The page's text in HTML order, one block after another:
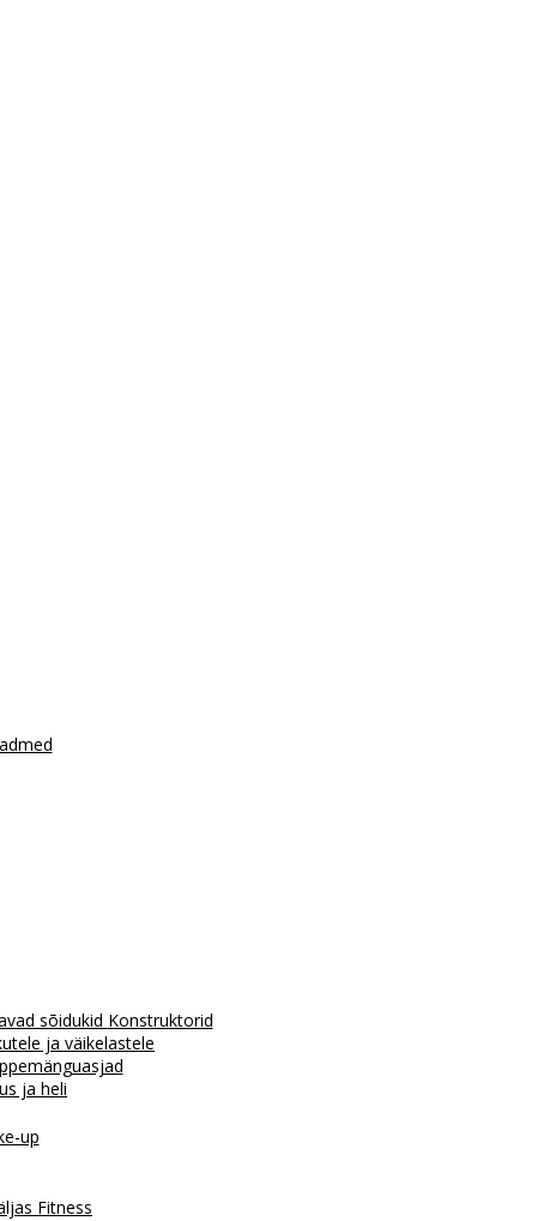
sõidukid Konstruktorid
ja väikelastele
ja heli
up
Fitness